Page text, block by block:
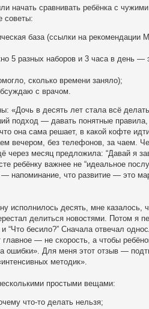
начать сравнивать ребёнка с
советы:
база (ссылки на рекомендации
5 разных наборов и 3 часа в день —
сколько времени заняло);
с врачом.
«Дочь в десять лет стала всё
подход — давать понятные правила,
она сама решает, в какой кофте
вечером, без телефонов, за чаем.
через месяц предложила: “Давай я
ребёнку важнее не “идеальное
напоминание, что развитие — это
исполнилось десять, мне казалось,
делиться новостями. Потом я
“Что бесило?” Сначала отвечал
— не скорость, а чтобы
ошибки». Для меня этот отзыв —
методик».
простыми вещами:
что-то делать нельзя;